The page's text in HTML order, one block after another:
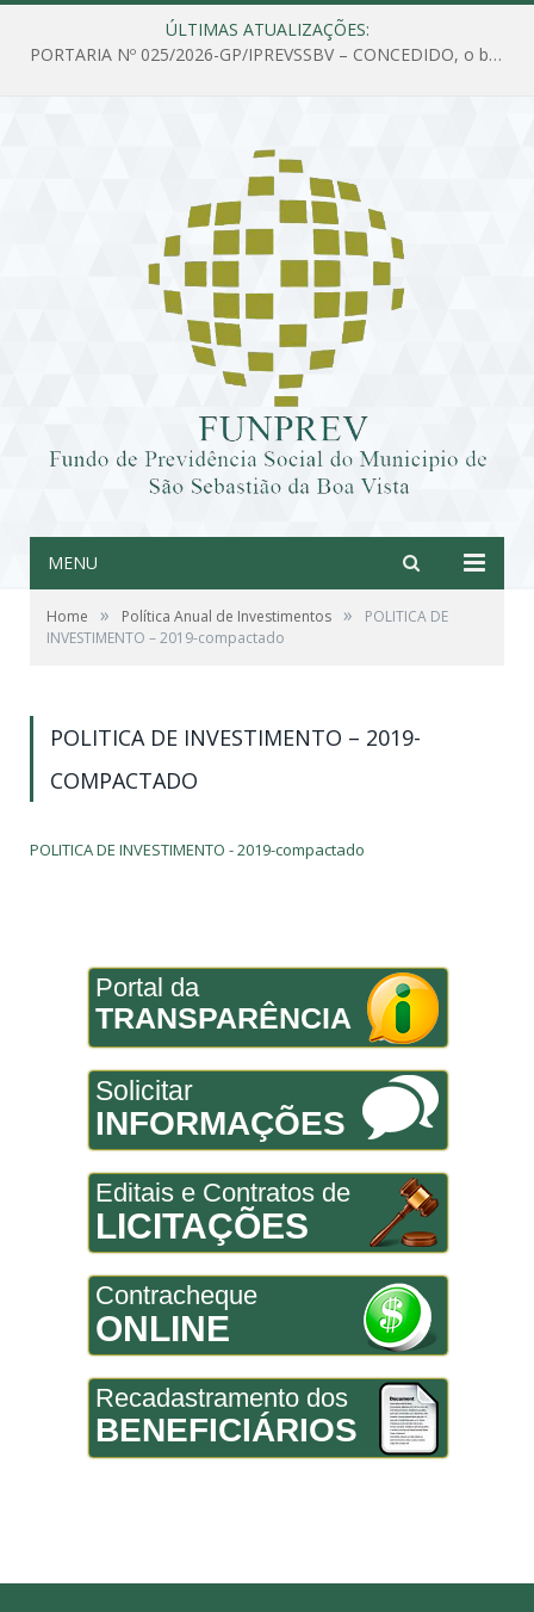
ÚLTIMAS ATUALIZAÇÕES:
PORTARIA Nº 025/2026-GP/IPREVSSBV – CONCEDIDO, o benefício de PENSÃO a MARIA ESTELA DOS SANTOS SOUZA
MENU
Home » Política Anual de Investimentos »
POLITICA DE
INVESTIMENTO – 2019-compactado
POLITICA DE INVESTIMENTO – 2019-
COMPACTADO
POLITICA DE INVESTIMENTO - 2019-compactado
Portal da
TRANSPARÊNCIA
Solicitar
INFORMAÇÕES
Editais e Contratos de
LICITAÇÕES
Contracheque
ONLINE
Recadastramento dos
BENEFICIÁRIOS